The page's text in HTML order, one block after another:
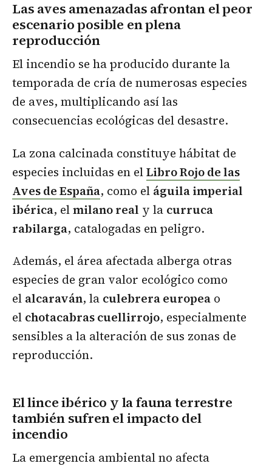
Las aves amenazadas afrontan el peor
escenario posible en plena
reproducción
El incendio se ha producido durante la
temporada de cría de numerosas especies
de aves, multiplicando así las
consecuencias ecológicas del desastre.
La zona calcinada constituye hábitat de
especies incluidas en elLibro Rojo de las
Aves de España, como el águila imperial
ibérica, elmilano real y la curruca
rabilarga, catalogadas en peligro.
Además, el área afectada alberga otras
especies de gran valor ecológico como
el alcaraván, la culebrera europea o
el chotacabras cuellirrojo, especialmente
sensibles a la alteración de sus zonas de
reproducción.
El lince ibérico y la fauna terrestre
también sufren el impacto del
incendio
La emergencia ambiental no afecta